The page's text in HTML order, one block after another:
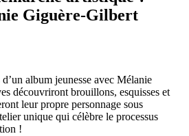
Giguère-Gilbert
album jeunesse avec Mélanie
découvriront brouillons, esquisses et
leur propre personnage sous
unique qui célèbre le processus
!